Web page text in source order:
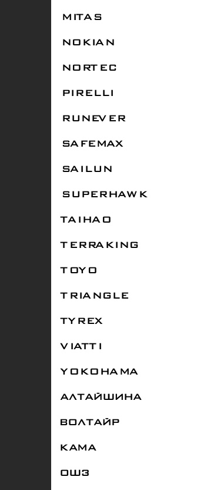
MITAS
NOKIAN
NORTEC
PIRELLI
RUNEVER
SAFEMAX
SAILUN
SUPERHAWK
TAIHAO
TERRAKING
TOYO
TRIANGLE
TYREX
VIATTI
YOKOHAMA
АЛТАЙШИНА
ВОЛТАЙР
КАМА
ОШЗ